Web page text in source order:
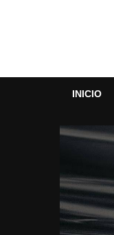
INICIO